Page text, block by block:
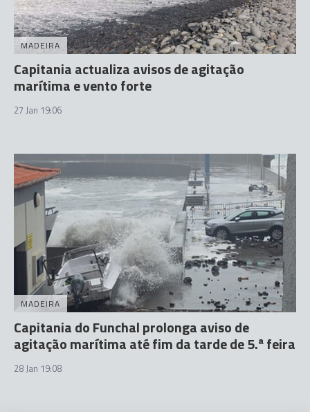
MADEIRA
Capitania actualiza avisos de agitação
marítima e vento forte
27 Jan 19:06
MADEIRA
Capitania do Funchal prolonga aviso de
agitação marítima até fim da tarde de 5.ª feira
28 Jan 19:08